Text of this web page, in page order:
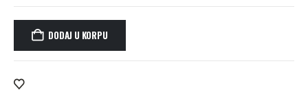
DODAJ U KORPU
Alternative: